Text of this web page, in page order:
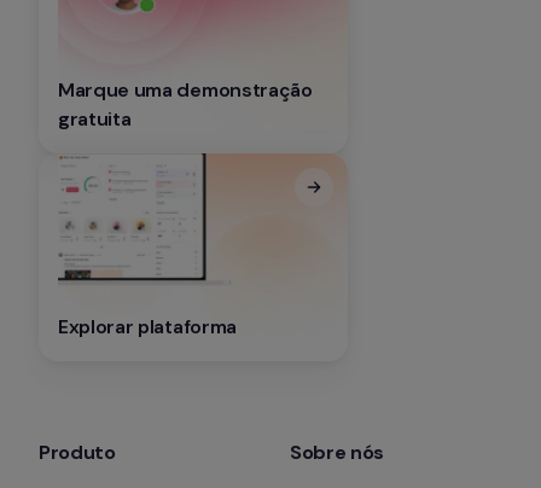
Marque uma demonstração
gratuita
Explorar plataforma
Produto Sobre nós